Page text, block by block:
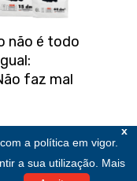
não é todo
faz mal
x
a política em vigor.
a sua utilização. Mais
e Comércio de Gás,